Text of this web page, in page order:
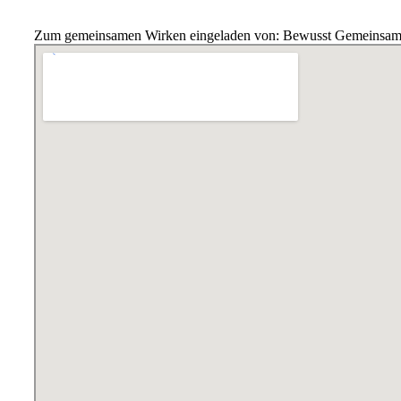
Zum gemeinsamen Wirken eingeladen von: Bewusst